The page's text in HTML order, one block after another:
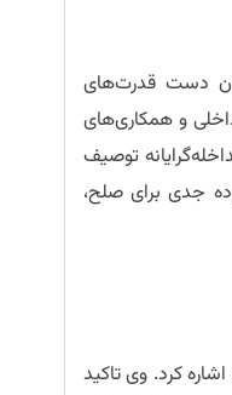
دست قدرت‌های
و همکاری‌های
توصیف
جدی برای صلح،
کرد. وی تاکید